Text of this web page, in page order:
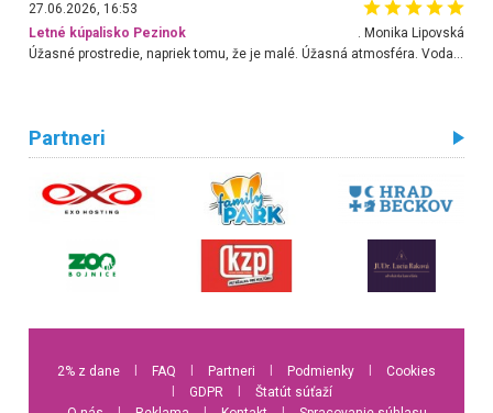
27.06.2026, 16:53
Letné kúpalisko Pezinok
. Monika Lipovská
Úžasné prostredie, napriek tomu, že je malé. Úžasná atmosféra. Voda fantastická a nádherná. Ľudí je pomerne veľa, ale su mili a ohľaduplní. Je veľmi zaujímavé sledovať, ako dokážu spolu športovať cudzí ľudia a bez ohľadu na vek. Vládne tu pohoda. Vnuka neviem dostať z vody. Ďakujem za krásny deň . Urcite sa sem vrátim. Jediný problém je s parkovaním, ale aj ten sa mi podarilo vyriešiť. Monika Bratislava
Partneri
2% z dane FAQ Partneri Podmienky
Cookies
GDPR
Štatút súťaží